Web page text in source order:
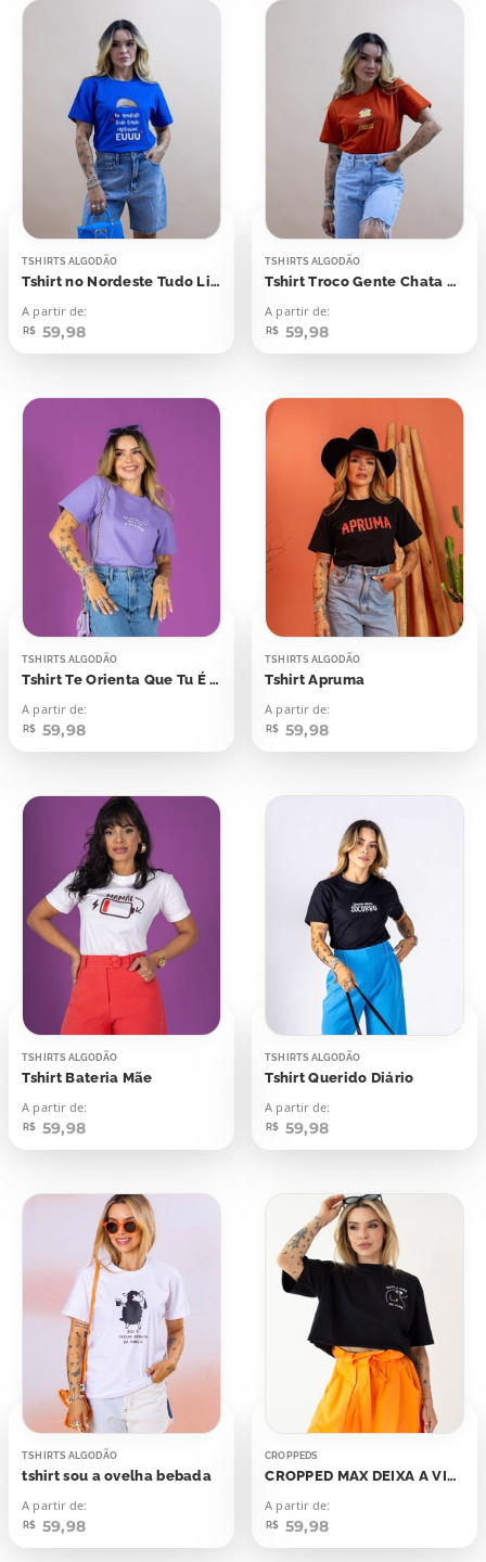
TSHIRTS ALGODÃO
Tshirt no Nordeste Tudo Lindo
A partir de:
R$ 59,98
TSHIRTS ALGODÃO
Tshirt Troco Gente Chata Por Uma Bacia De Cuscuz
A partir de:
R$ 59,98
TSHIRTS ALGODÃO
Tshirt Te Orienta Que Tu É Crente
A partir de:
R$ 59,98
TSHIRTS ALGODÃO
Tshirt Apruma
A partir de:
R$ 59,98
TSHIRTS ALGODÃO
Tshirt Bateria Mãe
A partir de:
R$ 59,98
TSHIRTS ALGODÃO
Tshirt Querido Diário
A partir de:
R$ 59,98
TSHIRTS ALGODÃO
tshirt sou a ovelha bebada
A partir de:
R$ 59,98
CROPPEDS
CROPPED MAX DEIXA A VIDA ME LEVAR
A partir de:
R$ 59,98